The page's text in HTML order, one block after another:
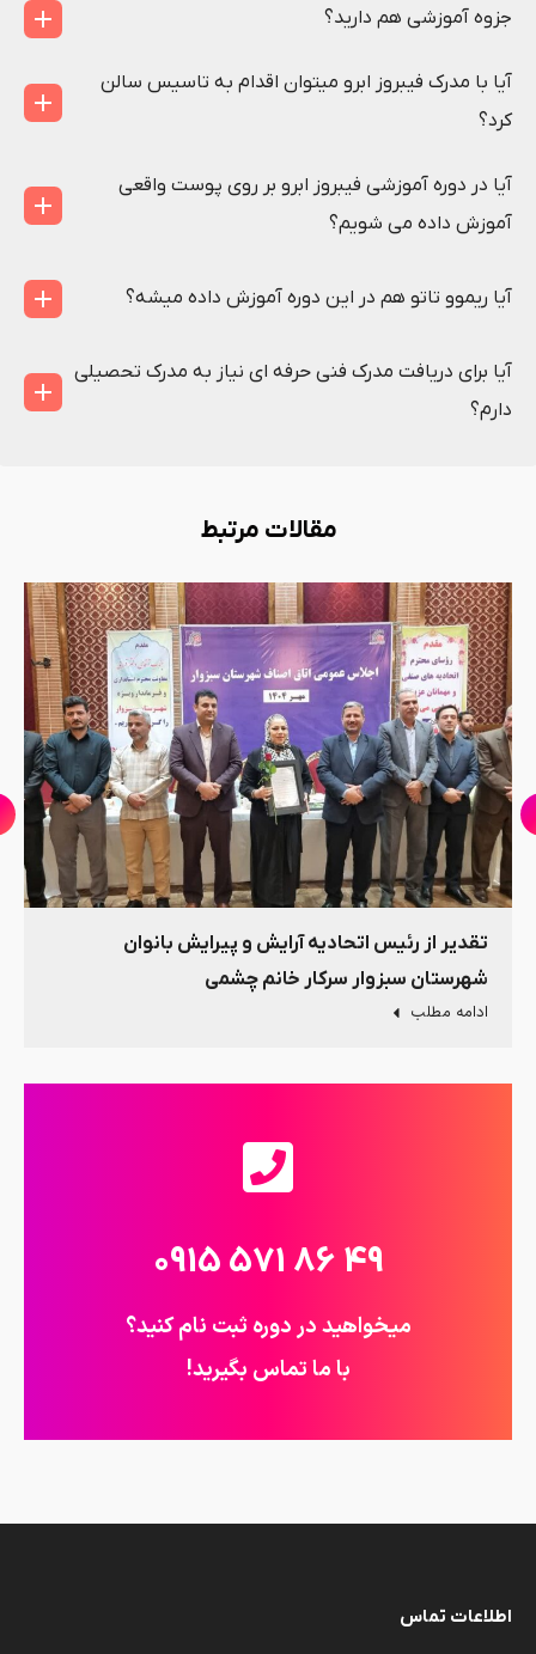
جزوه آموزشی هم دارید؟
آیا با مدرک فیبروز ابرو میتوان اقدام به تاسیس سالن
کرد؟
آیا در دوره آموزشی فیبروز ابرو بر روی پوست واقعی
آموزش داده می شویم؟
آیا ریموو تاتو هم در این دوره آموزش داده میشه؟
آیا برای دریافت مدرک فنی حرفه ای نیاز به مدرک تحصیلی
دارم؟
مقالات مرتبط
تقدیر از رئیس اتحادیه آرایش و پیرایش بانوان
شهرستان سبزوار سرکار خانم چشمی
ادامه مطلب
49 86 571 0915
میخواهید در دوره ثبت نام کنید؟
با ما تماس بگیرید!
اطلاعات تماس